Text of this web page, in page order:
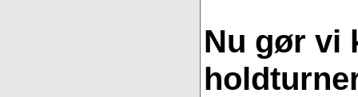
Nu gør vi